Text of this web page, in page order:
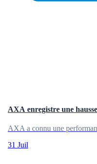
AXA enregistre une
AXA a connu une
31 Juil